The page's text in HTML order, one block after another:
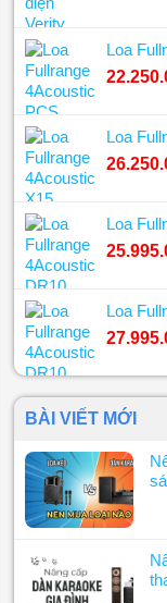
Loa
Loa
Loa
Loa
BÀI VIẾT MỚI